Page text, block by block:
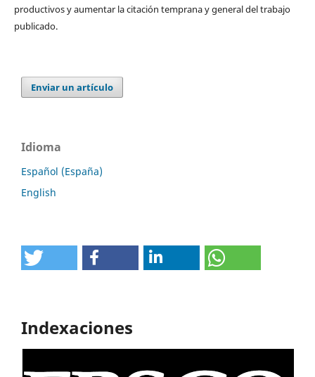
productivos y aumentar la citación temprana y general del trabajo
publicado.
Enviar un artículo
Idioma
Español (España)
English
Indexaciones